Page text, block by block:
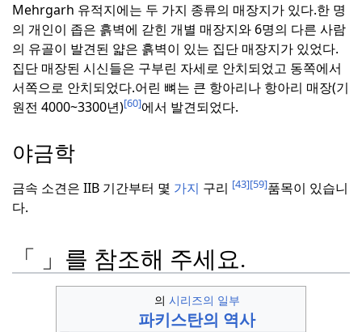
Mehrgarh 유적지에는 두 가지 종류의 매장지가 있다.한 명
의 개인이 좁은 흙벽에 갇힌 개별 매장지와 6명의 다른 사람
의 유골이 발견된 얇은 흙벽이 있는 집단 매장지가 있었다.
집단 매장된 시신들은 구부린 자세로 안치되었고 동쪽에서
서쪽으로 안치되었다.어린 뼈는 큰 항아리나 항아리 매장(기
원전 4000~3300년)[60]에서 발견되었다.
야금학
금속 소견은 IIB 기간부터 몇 가지 구리 [43][59]품목이 있습니
다.
「 」를 참조해 주세요.
의 시리즈의 일부
파키스탄의 역사